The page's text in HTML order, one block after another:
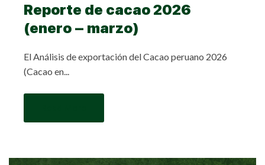
Reporte de cacao 2026
(enero – marzo)
El Análisis de exportación del Cacao peruano 2026
(Cacao en...